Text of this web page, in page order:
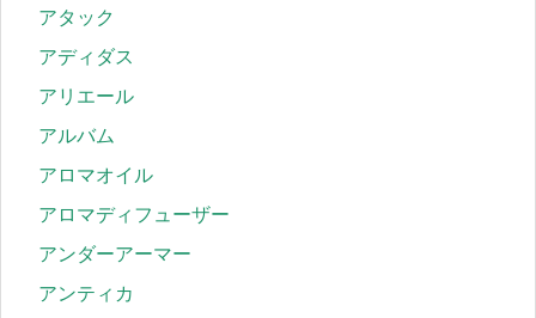
アタック
アディダス
アリエール
アルバム
アロマオイル
アロマディフューザー
アンダーアーマー
アンティカ